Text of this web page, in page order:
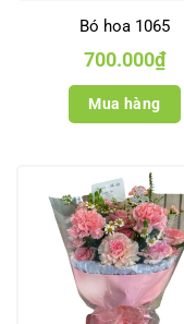
Bó hoa 1065
700.000₫
Mua hàng